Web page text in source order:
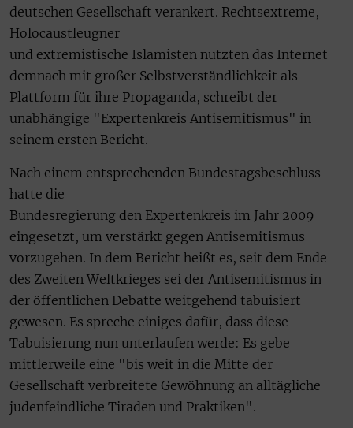
deutschen Gesellschaft verankert. Rechtsextreme,
Holocaustleugner
und extremistische Islamisten nutzten das Internet
demnach mit großer Selbstverständlichkeit als
Plattform für ihre Propaganda, schreibt der
unabhängige "Expertenkreis Antisemitismus" in
seinem ersten Bericht.
Nach einem entsprechenden Bundestagsbeschluss
hatte die
Bundesregierung den Expertenkreis im Jahr 2009
eingesetzt, um verstärkt gegen Antisemitismus
vorzugehen. In dem Bericht heißt es, seit dem Ende
des Zweiten Weltkrieges sei der Antisemitismus in
der öffentlichen Debatte weitgehend tabuisiert
gewesen. Es spreche einiges dafür, dass diese
Tabuisierung nun unterlaufen werde: Es gebe
mittlerweile eine "bis weit in die Mitte der
Gesellschaft verbreitete Gewöhnung an alltägliche
judenfeindliche Tiraden und Praktiken".